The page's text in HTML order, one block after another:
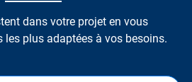
dans votre projet en vous
plus adaptées à vos besoins.